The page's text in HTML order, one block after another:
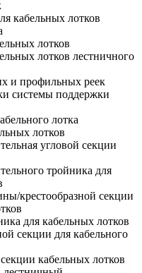
кабельных лотков
лотков
лотков лестничного
и профильных реек
системы поддержки
лотка
лотков
угловой секции
тройника для
крестообразной секции
для кабельных лотков
секции для кабельного
кабельных лотков